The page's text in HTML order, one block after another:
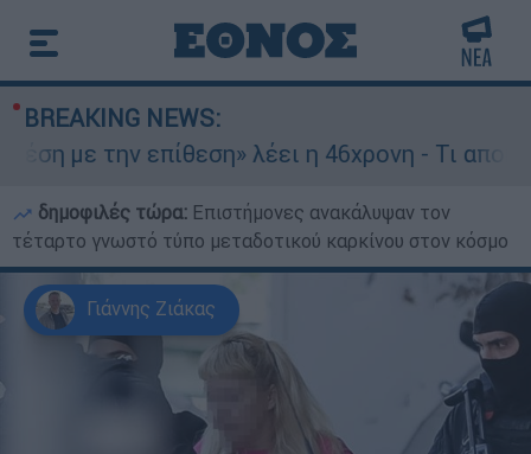
BREAKING NEWS:
η 46χρονη - Τι αποκάλυψε στους
δημοφιλές τώρα: Επιστήμονες ανακάλυψαν τον
τέταρτο γνωστό τύπο μεταδοτικού καρκίνου στον κόσμο
Γιάννης Ζιάκας